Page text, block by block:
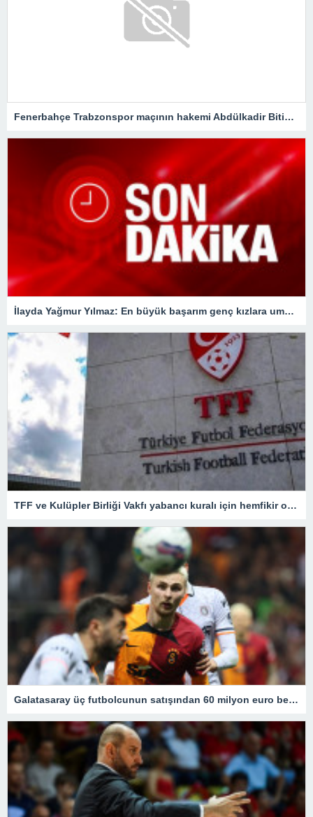
Fenerbahçe Trabzonspor maçının hakemi Abdülkadir Bitigen oldu!Spor Toto Süper Lig
İlayda Yağmur Yılmaz: En büyük başarım genç kızlara umut olmak
TFF ve Kulüpler Birliği Vakfı yabancı kuralı için hemfikir oldu! Kritik toplantıdan önemli kararlar çıktı
Galatasaray üç futbolcunun satışından 60 milyon euro bekliyor